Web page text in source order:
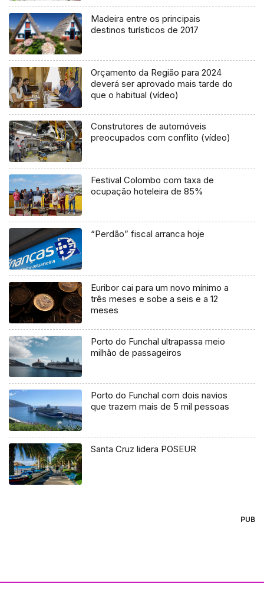
Madeira entre os principais
destinos turísticos de 2017
Orçamento da Região para 2024
deverá ser aprovado mais tarde do
que o habitual (vídeo)
Construtores de automóveis
preocupados com conflito (vídeo)
Festival Colombo com taxa de
ocupação hoteleira de 85%
“Perdão” fiscal arranca hoje
Euribor cai para um novo mínimo a
três meses e sobe a seis e a 12
meses
Porto do Funchal ultrapassa meio
milhão de passageiros
Porto do Funchal com dois navios
que trazem mais de 5 mil pessoas
Santa Cruz lidera POSEUR
PUB